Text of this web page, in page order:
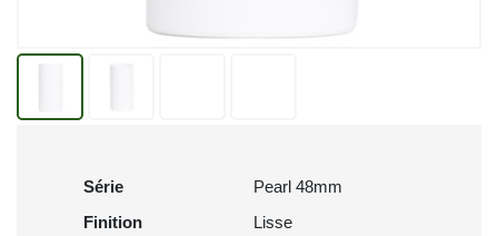
Série
Pearl 48mm
Finition
Lisse